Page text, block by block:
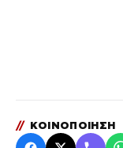
// ΚΟΙΝΟΠΟΙΗΣΗ